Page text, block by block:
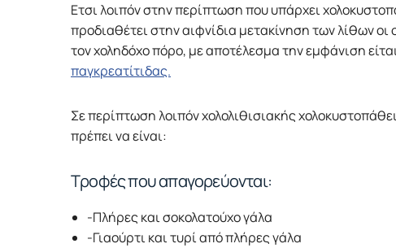
Ετσι λοιπόν στην περίπτωση που υπάρχει
προδιαθέτει στην αιφνίδια μετακίνηση των λίθων οι
τον χοληδόχο πόρο, με αποτέλεσμα την εμφάνιση
παγκρεατίτιδας.
Σε περίπτωση λοιπόν χολολιθισιακής
πρέπει να είναι:
Τροφές που απαγορεύονται:
-Πλήρες και σοκολατούχο γάλα
-Γιαούρτι και τυρί από πλήρες γάλα